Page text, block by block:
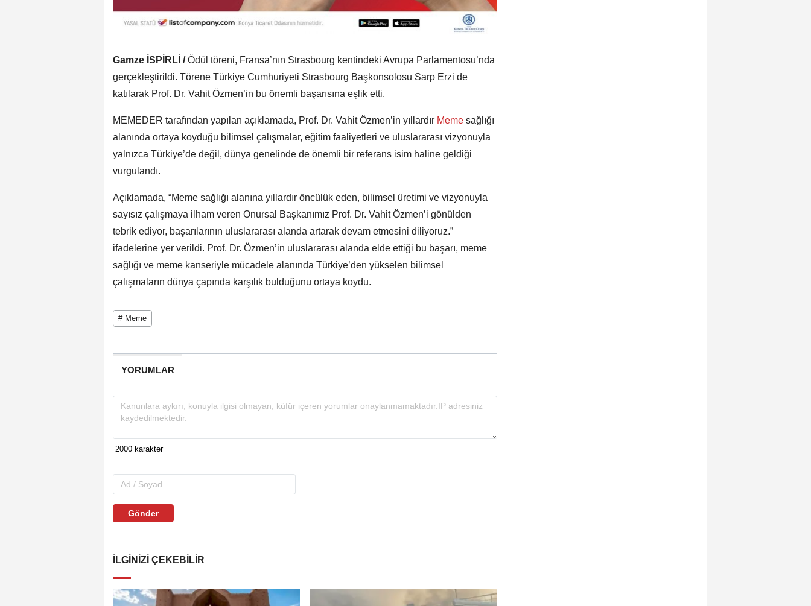
Gamze İSPİRLİ / Ödül töreni, Fransa’nın Strasbourg kentindeki Avrupa Parlamentosu’nda
gerçekleştirildi. Törene Türkiye Cumhuriyeti Strasbourg Başkonsolosu Sarp Erzi de
katılarak Prof. Dr. Vahit Özmen’in bu önemli başarısına eşlik etti.
MEMEDER tarafından yapılan açıklamada, Prof. Dr. Vahit Özmen’in yıllardır Meme sağlığı
alanında ortaya koyduğu bilimsel çalışmalar, eğitim faaliyetleri ve uluslararası vizyonuyla
yalnızca Türkiye’de değil, dünya genelinde de önemli bir referans isim haline geldiği
vurgulandı.
Açıklamada, “Meme sağlığı alanına yıllardır öncülük eden, bilimsel üretimi ve vizyonuyla
sayısız çalışmaya ilham veren Onursal Başkanımız Prof. Dr. Vahit Özmen’i gönülden
tebrik ediyor, başarılarının uluslararası alanda artarak devam etmesini diliyoruz.”
ifadelerine yer verildi. Prof. Dr. Özmen’in uluslararası alanda elde ettiği bu başarı, meme
sağlığı ve meme kanseriyle mücadele alanında Türkiye’den yükselen bilimsel
çalışmaların dünya çapında karşılık bulduğunu ortaya koydu.
# Meme
YORUMLAR
Gönder
İLGINIZI ÇEKEBILIR